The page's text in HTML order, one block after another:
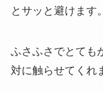
とサッと避けます。
ふさふさでとても
対に触らせてくれ